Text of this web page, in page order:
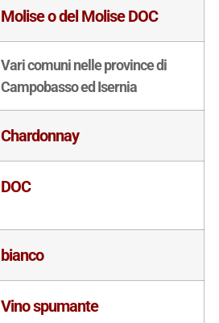
Molise o del Molise DOC
Vari comuni nelle province di
Campobasso ed Isernia
Chardonnay
DOC
bianco
Vino spumante